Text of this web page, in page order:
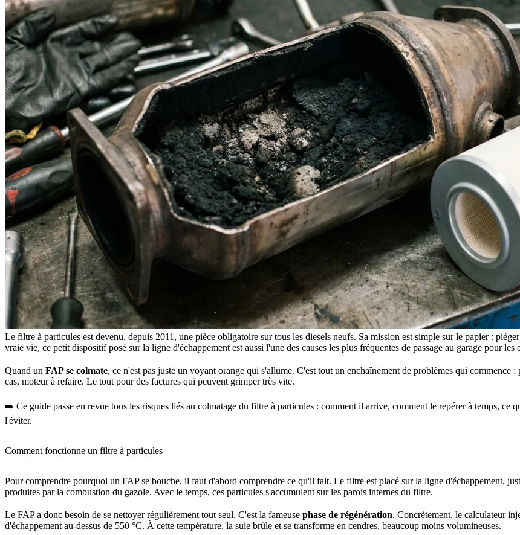
Le filtre à particules est devenu, depuis 2011, une pièce obligatoire sur tous les diesels neufs. Sa mission est simple sur le papier :
vraie vie, ce petit dispositif posé sur la ligne d'échappement est aussi l'une des causes les plus fréquentes de passage au garage pour les
Quand un FAP se colmate, ce n'est pas juste un voyant orange qui s'allume. C'est tout un enchaînement de problèmes qui commence
cas, moteur à refaire. Le tout pour des factures qui peuvent grimper très vite.
➡️ Ce guide passe en revue tous les risques liés au colmatage du filtre à particules : comment il arrive, comment le repérer à temps, ce
l'éviter.
Comment fonctionne un filtre à particules
Pour comprendre pourquoi un FAP se bouche, il faut d'abord comprendre ce qu'il fait. Le filtre est placé sur la ligne d'échappement,
produites par la combustion du gazole. Avec le temps, ces particules s'accumulent sur les parois internes du filtre.
Le FAP a donc besoin de se nettoyer régulièrement tout seul. C'est la fameuse phase de régénération. Concrètement, le calculateur
d'échappement au-dessus de 550 °C. À cette température, la suie brûle et se transforme en cendres, beaucoup moins volumineuses.